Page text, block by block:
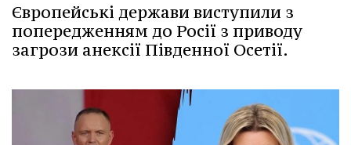
Європейські держави виступили з
попередженням до Росії з приводу
загрози анексії Південної Осетії.